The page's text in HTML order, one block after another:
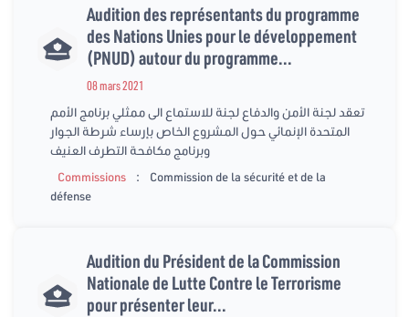
Audition des représentants du programme
des Nations Unies pour le développement
(PNUD) autour du programme...
08 mars 2021
تعقد لجنة الأمن والدفاع لجنة للاستماع الى ممثلي برنامج الأمم
المتحدة الإنمائي حول المشروع الخاص بإرساء شرطة الجوار
وبرنامج مكافحة التطرف العنيف
Commissions
:
Commission de la sécurité et de la
défense
Audition du Président de la Commission
Nationale de Lutte Contre le Terrorisme
pour présenter leur...